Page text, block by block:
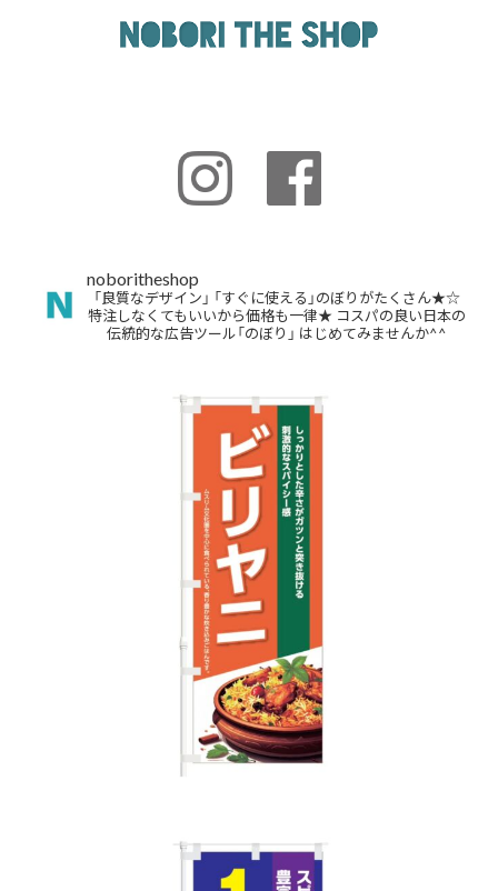
noboritheshop
「良質なデザイン」 「すぐに使える」のぼりがたくさん★☆
特注しなくてもいいから価格も一律★ コスパの良い日本の
伝統的な広告ツール「のぼり」 はじめてみませんか^^